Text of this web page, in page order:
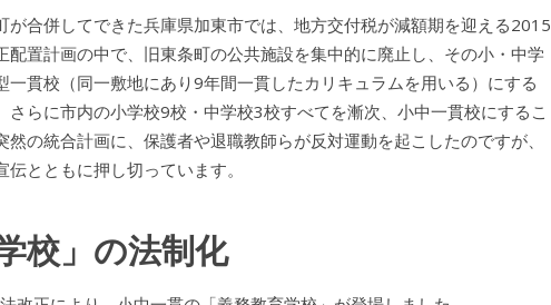
が合併してできた兵庫県加東市では、地方交付税が減額期を迎える2015
配置計画の中で、旧東条町の公共施設を集中的に廃止し、その小・中学
一貫校（同一敷地にあり9年間一貫したカリキュラムを用いる）にする
さらに市内の小学校9校・中学校3校すべてを漸次、小中一貫校にするこ
然の統合計画に、保護者や退職教師らが反対運動を起こしたのですが、
とともに押し切っています。
校」の法制化